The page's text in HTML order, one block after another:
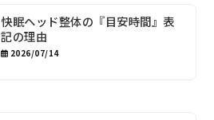
快眠ヘッド整体の『目安時間』表
記の理由
2026/07/14